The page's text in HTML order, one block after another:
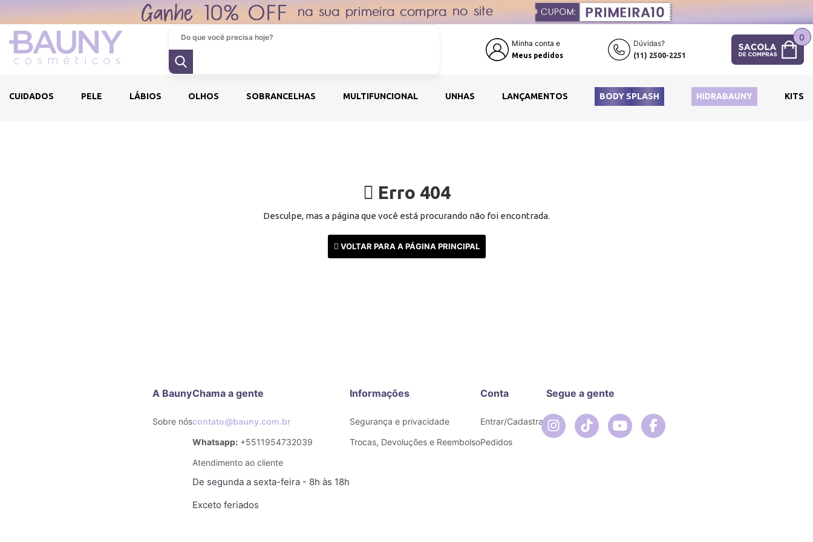
Minha conta e
Meus pedidos
Dúvidas?
(11) 2500-2251
0
CUIDADOS PELE LÁBIOS OLHOS SOBRANCELHAS MULTIFUNCIONAL UNHAS LANÇAMENTOS BODY SPLASH HIDRABAUNY KITS
Erro 404
Desculpe, mas a página que você está procurando não foi encontrada.
VOLTAR PARA A PÁGINA PRINCIPAL
A Bauny
Sobre nós
Chama a gente
contato@bauny.com.br
Whatsapp:+5511954732039
Atendimento ao cliente
De segunda a sexta-feira - 8h às 18h
Exceto feriados
Informações
Segurança e privacidade
Trocas, Devoluções e Reembolso
Conta
Entrar/Cadastrar
Pedidos
Segue a gente